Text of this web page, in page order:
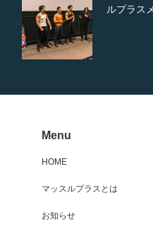
てマッ
Menu
HOME
マッスルプラスとは
お知らせ